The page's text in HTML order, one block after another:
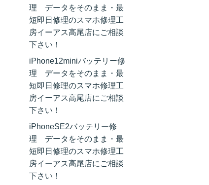
理 データをそのまま・最
短即日修理のスマホ修理工
房イーアス高尾店にご相談
下さい！
iPhone12miniバッテリー修
理 データをそのまま・最
短即日修理のスマホ修理工
房イーアス高尾店にご相談
下さい！
iPhoneSE2バッテリー修
理 データをそのまま・最
短即日修理のスマホ修理工
房イーアス高尾店にご相談
下さい！